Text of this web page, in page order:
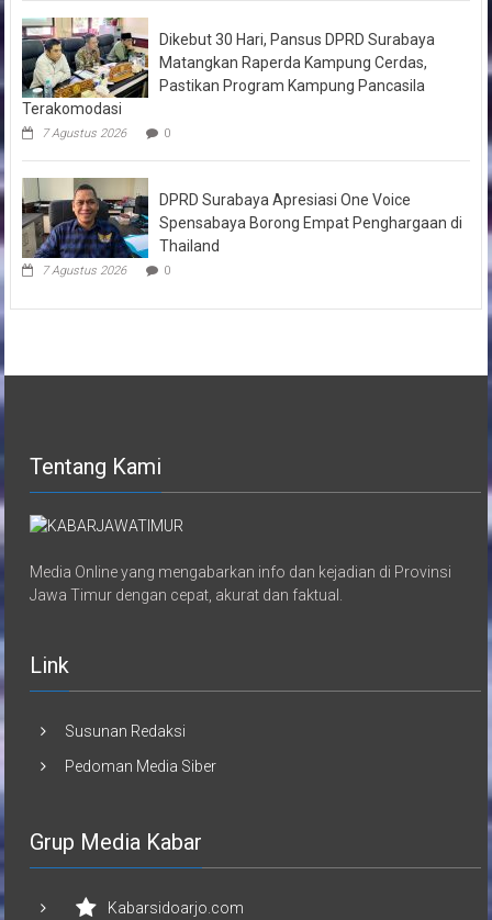
Dikebut 30 Hari, Pansus DPRD Surabaya
Matangkan Raperda Kampung Cerdas,
Pastikan Program Kampung Pancasila
Terakomodasi
7 Agustus 2026 0
DPRD Surabaya Apresiasi One Voice
Spensabaya Borong Empat Penghargaan di
Thailand
7 Agustus 2026 0
Tentang Kami
Media Online yang mengabarkan info dan kejadian di Provinsi
Jawa Timur dengan cepat, akurat dan faktual.
Link
Susunan Redaksi
Pedoman Media Siber
Grup Media Kabar
Kabarsidoarjo.com